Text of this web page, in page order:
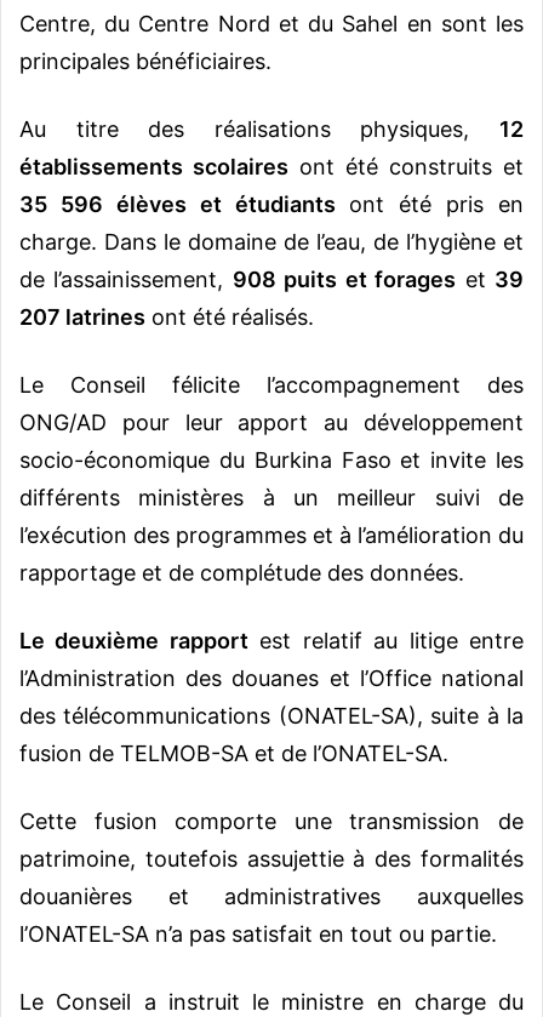
Centre, du Centre Nord et du Sahel en sont les
principales bénéficiaires.
Au titre des réalisations physiques, 12
établissements scolaires ont été construits et
35 596 élèves et étudiants ont été pris en
charge. Dans le domaine de l’eau, de l’hygiène et
de l’assainissement, 908 puits et forages et 39
207 latrines ont été réalisés.
Le Conseil félicite l’accompagnement des
ONG/AD pour leur apport au développement
socio-économique du Burkina Faso et invite les
différents ministères à un meilleur suivi de
l’exécution des programmes et à l’amélioration du
rapportage et de complétude des données.
Le deuxième rapport est relatif au litige entre
l’Administration des douanes et l’Office national
des télécommunications (ONATEL-SA), suite à la
fusion de TELMOB-SA et de l’ONATEL-SA.
Cette fusion comporte une transmission de
patrimoine, toutefois assujettie à des formalités
douanières et administratives auxquelles
l’ONATEL-SA n’a pas satisfait en tout ou partie.
Le Conseil a instruit le ministre en charge du